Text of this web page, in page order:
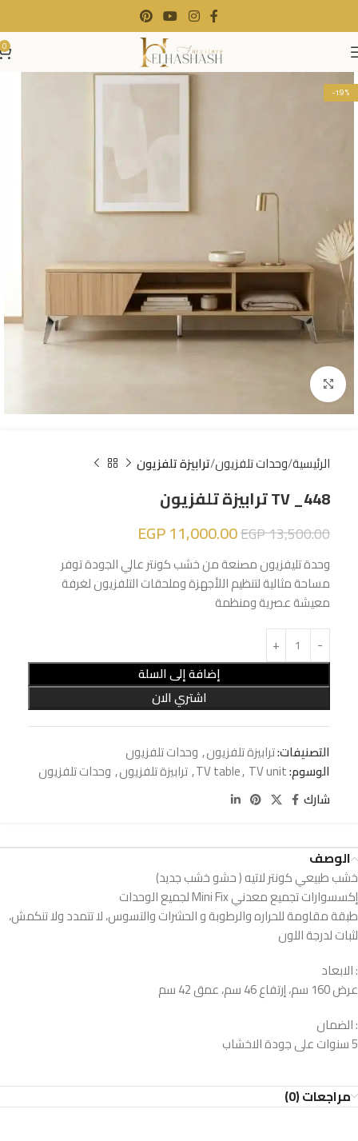
0
-19%
Click to enlarge
الرئيسية وحدات تلفزيون ترابيزة تلفزيون
TV _448 ترابيزة تلفزيون
EGP13,500.00
EGP11,000.00
وحدة تليفزيون مصنعة من خشب كونتر عالي الجودة توفر
مساحة مثالية لتنظيم اللأجهزة وملحقات التلفزيون لغرفة
معيشة عصرية ومنظمة
إضافة إلى السلة
اشتري الان
التصنيفات:ترابيزة تلفزيون, وحدات تلفزيون
الوسوم:
TV table, TV unit
,ترابيزة تلفزيون, وحدات تلفزيون
شارك
الوصف
خشب طبيعي كونتر لاتيه ( حشو خشب جديد)
إكسسوارات تجميع معدني Mini Fix لجميع الوحدات
طبقة مقاومة للحراره والرطوبة و الحشرات والتسوس، لا تتمدد ولا تنكمش،
لثبات لدرجة اللون
: الابعاد
عرض 160 سم، إرتفاع 46 سم، عمق 42 سم
: الضمان
5 سنوات على جودة الاخشاب
مراجعات (0)